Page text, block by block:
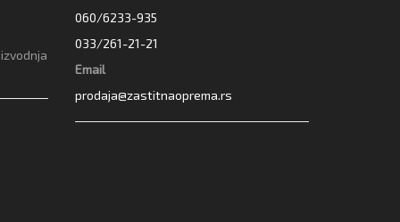
060/6233-935
033/261-21-21
Email
prodaja@zastitnaoprema.rs